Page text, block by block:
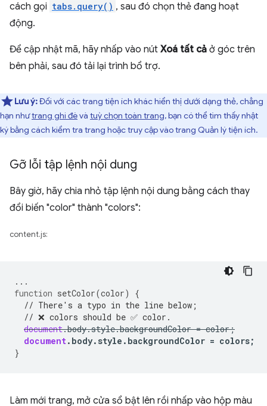
cách gọi tabs.query() , sau đó chọn thẻ đang hoạt
động.
Để cập nhật mã, hãy nhấp vào nút Xoá tất cả ở góc trên
bên phải, sau đó tải lại trình bổ trợ.
Lưu ý:Đối với các trang tiện ích khác hiển thị dưới dạng thẻ, chẳng
hạn nhưtrang ghi đèvà tuỳ chọn toàn trang, bạn có thể tìm thấy nhật
ký bằng cách kiểm tra trang hoặc truy cập vào trang Quản lý tiện ích.
Gỡ lỗi tập lệnh nội dung
Bây giờ, hãy chia nhỏ tập lệnh nội dung bằng cách thay
đổi biến "color" thành "colors":
content.js:
...
function setColor(color)
{
// There's a typo in the line below;
// ❌ colors should be ✅ color.
document.body.style.backgroundColor = color;
document. body. style . backgroundColor = colors;
}
Làm mới trang, mở cửa sổ bật lên rồi nhấp vào hộp màu